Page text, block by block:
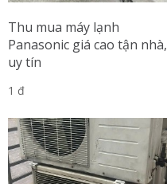
Thu mua máy lạnh
Panasonic giá cao tận nhà,
uy tín
1 đ